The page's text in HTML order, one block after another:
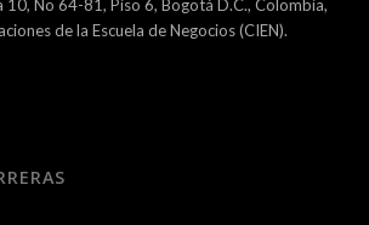
No 64-81, Piso 6, Bogotá D.C., Colombia,
de la Escuela de Negocios (CIEN).